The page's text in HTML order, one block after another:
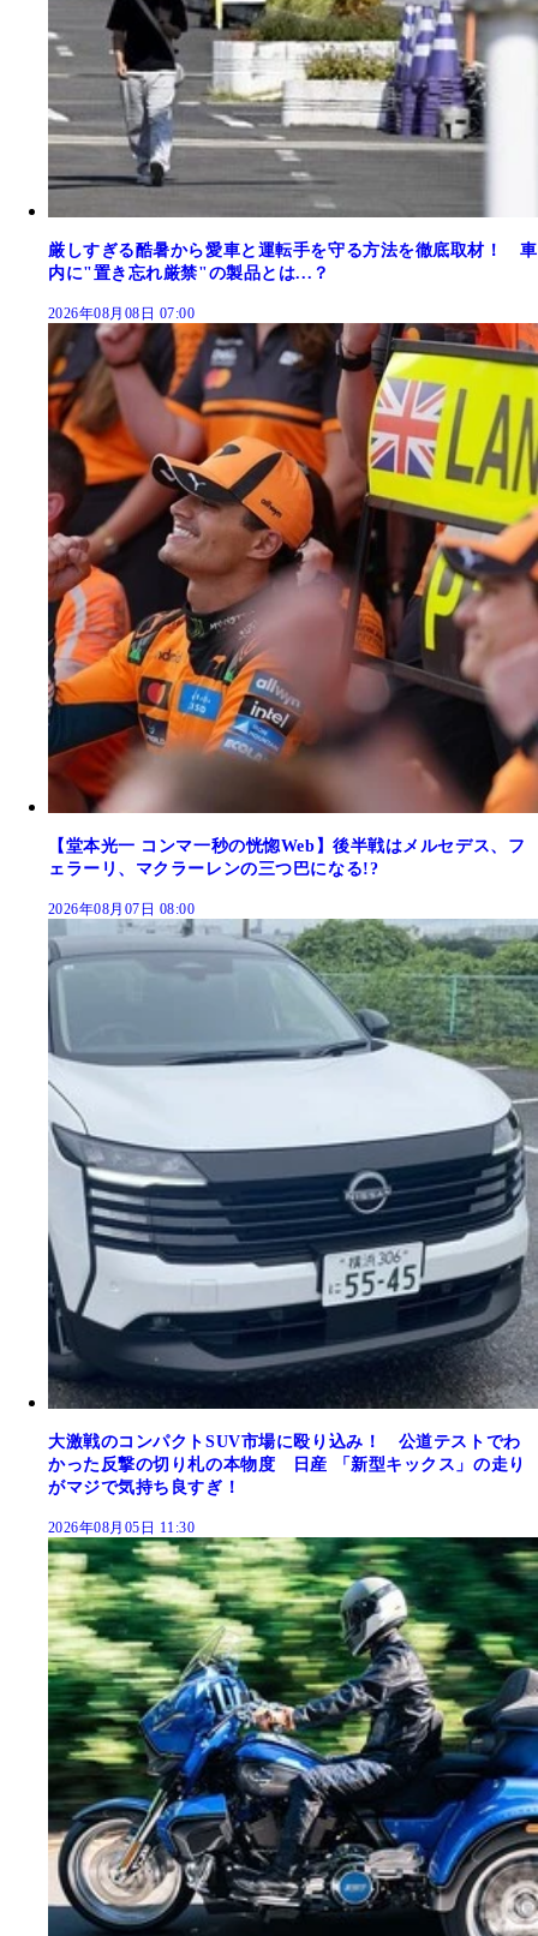
厳しすぎる酷暑から愛車と運転手を守る方法を徹底取材！ 車
内に"置き忘れ厳禁"の製品とは...？
2026年08月08日 07:00
【堂本光一 コンマ一秒の恍惚Web】後半戦はメルセデス、フ
ェラーリ、マクラーレンの三つ巴になる!?
2026年08月07日 08:00
大激戦のコンパクトSUV市場に殴り込み！ 公道テストでわ
かった反撃の切り札の本物度 日産 「新型キックス」の走り
がマジで気持ち良すぎ！
2026年08月05日 11:30